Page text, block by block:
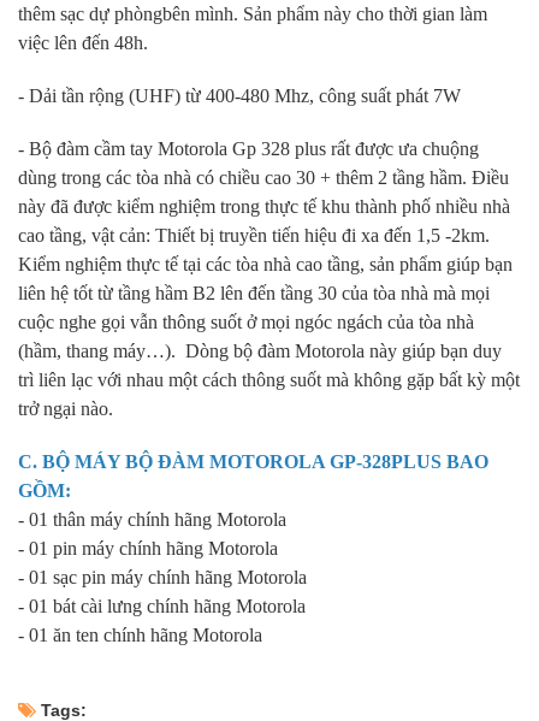
thêm sạc dự phòngbên mình. Sản phẩm này cho thời gian làm
việc lên đến 48h.
- Dải tần rộng (UHF) từ 400-480 Mhz, công suất phát 7W
- Bộ đàm cầm tay Motorola Gp 328 plus rất được ưa chuộng
dùng trong các tòa nhà có chiều cao 30 + thêm 2 tầng hầm. Điều
này đã được kiểm nghiệm trong thực tế khu thành phố nhiều nhà
cao tầng, vật cản: Thiết bị truyền tiến hiệu đi xa đến 1,5 -2km.
Kiểm nghiệm thực tế tại các tòa nhà cao tầng, sản phẩm giúp bạn
liên hệ tốt từ tầng hầm B2 lên đến tầng 30 của tòa nhà mà mọi
cuộc nghe gọi vẫn thông suốt ở mọi ngóc ngách của tòa nhà
(hầm, thang máy…). Dòng bộ đàm Motorola này giúp bạn duy
trì liên lạc với nhau một cách thông suốt mà không gặp bất kỳ một
trở ngại nào.
C. BỘ MÁY BỘ ĐÀM MOTOROLA GP-328PLUS BAO
GỒM:
- 01 thân máy chính hãng Motorola
- 01 pin máy chính hãng Motorola
- 01 sạc pin máy chính hãng Motorola
- 01 bát cài lưng chính hãng Motorola
- 01 ăn ten chính hãng Motorola
Tags: